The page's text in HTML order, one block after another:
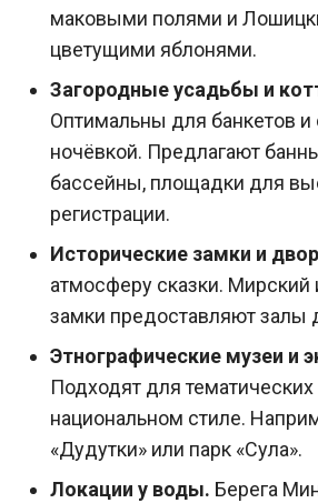
маковыми полями и
цветущими яблонями.
Загородные усадьбы и
Оптимальны для банкетов и
ночёвкой. Предлагают
бассейны, площадки для
регистрации.
Исторические замки и
атмосферу сказки.
замки предоставляют залы
Этнографические музеи и
Подходят для
национальном стиле.
«Дудутки» или парк «Сула».
Локации у воды. Берега